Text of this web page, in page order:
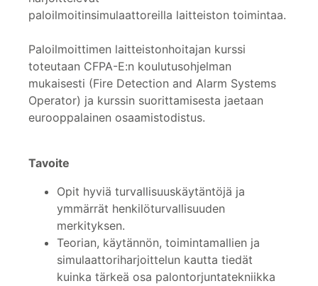
paloilmoitinsimulaattoreilla laitteiston toimintaa.
Paloilmoittimen laitteistonhoitajan kurssi
toteutaan CFPA-E:n koulutusohjelman
mukaisesti (Fire Detection and Alarm Systems
Operator) ja kurssin suorittamisesta jaetaan
eurooppalainen osaamistodistus.
Tavoite
Opit hyviä turvallisuuskäytäntöjä ja
ymmärrät henkilöturvallisuuden
merkityksen.
Teorian, käytännön, toimintamallien ja
simulaattoriharjoittelun kautta tiedät
kuinka tärkeä osa palontorjuntatekniikka